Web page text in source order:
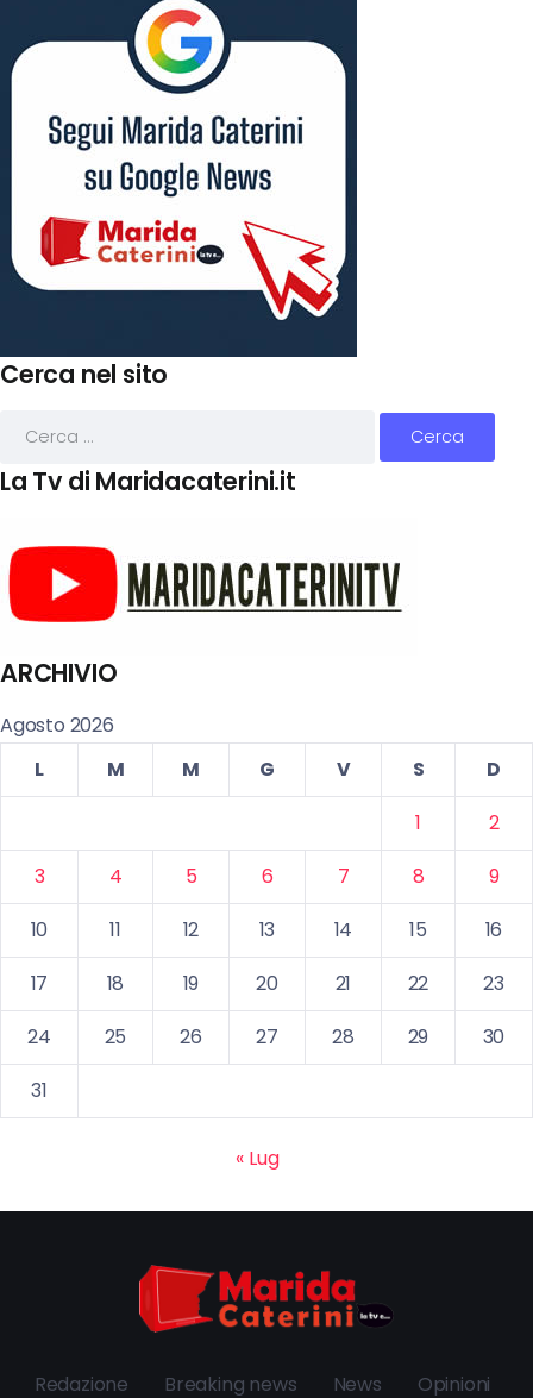
Cerca nel sito
La Tv di Maridacaterini.it
ARCHIVIO
Agosto 2026
L
M M G V S
D
1
2
3
4 5 6 7 8
9
10
11 12 13 14 15
16
17
18 19 20 21 22
23
24
25 26 27 28 29
30
31
« Lug
Redazione Breaking news News Opinioni